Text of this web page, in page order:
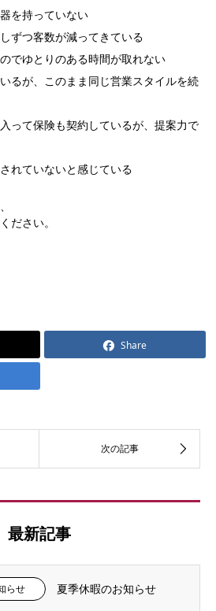
を持っていない
ずつ客数が減ってきている
でゆとりのある時間が取れない
るが、このまま同じ営業スタイルを続
って保険も契約しているが、提案力で
れていないと感じている
ださい。
Share
最新記事
らせ 夏季休暇のお知らせ